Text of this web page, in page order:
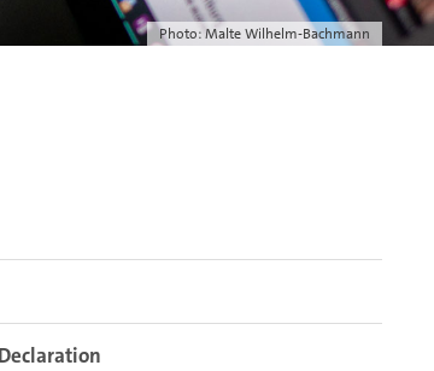
Photo: Malte Wilhelm-Bachmann